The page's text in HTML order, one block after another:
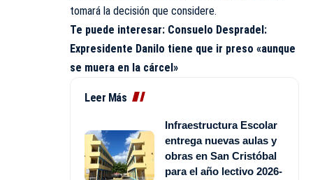
tomará la decisión que considere.
Te puede interesar: Consuelo Despradel:
Expresidente Danilo tiene que ir preso «aunque
se muera en la cárcel»
Leer Más
Infraestructura Escolar
entrega nuevas aulas y
obras en San Cristóbal
para el año lectivo 2026-